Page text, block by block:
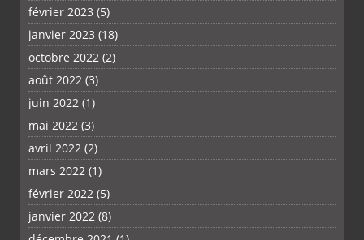
PLUS
février 2023 (5)
janvier 2023 (18)
octobre 2022 (2)
août 2022 (3)
juin 2022 (1)
mai 2022 (3)
avril 2022 (2)
mars 2022 (1)
février 2022 (5)
janvier 2022 (8)